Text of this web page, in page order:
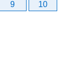
9
10